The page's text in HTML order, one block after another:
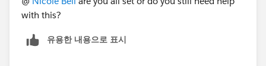
with this?
유용한 내용으로 표시